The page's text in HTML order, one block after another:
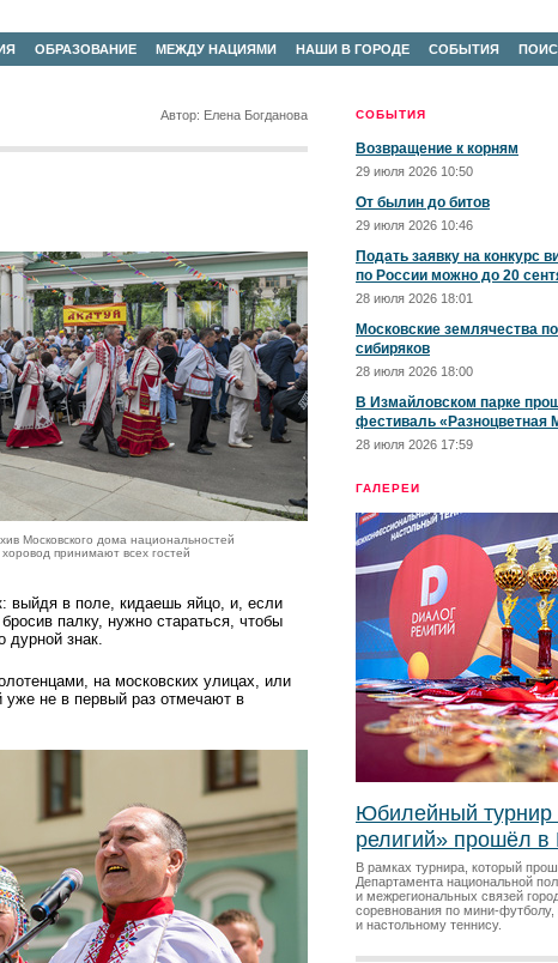
ОБРАЗОВАНИЕ МЕЖДУ НАЦИЯМИ НАШИ В ГОРОДЕ СОБЫТИЯ
СОБЫТИЯ
Возвращение к корням
29 июля 2026 10:50
От былин до битов
29 июля 2026 10:46
Подать заявку на конкурс
по России можно до 20
28 июля 2026 18:01
Московские землячества
сибиряков
28 июля 2026 18:00
В Измайловском парке
фестиваль «Разноцветная
28 июля 2026 17:59
ГАЛЕРЕИ
Юбилейный турнир
религий» прошёл в
В рамках турнира, который
Департамента национальной
и межрегиональных связей
соревнования по мини-
и настольному теннису.
Автор: Елена Богданова
Московского дома национальностей
принимают всех гостей
выйдя в поле, кидаешь яйцо, и, если
палку, нужно стараться, чтобы
дурной знак.
на московских улицах, или
не в первый раз отмечают в